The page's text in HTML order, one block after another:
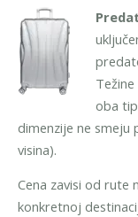
oba
dimenzije ne smeju
visina).
Cena zavisi od rute
konkretnoj